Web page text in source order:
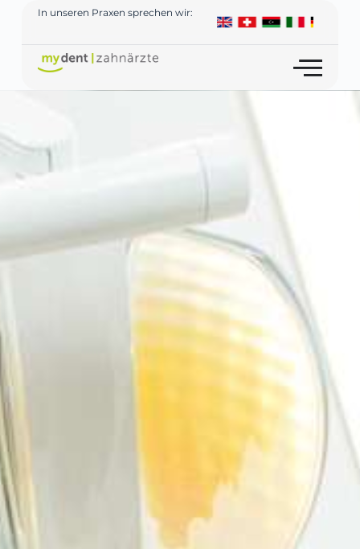
In unseren Praxen sprechen wir: